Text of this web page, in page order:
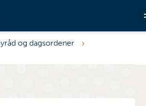
og dagsordener